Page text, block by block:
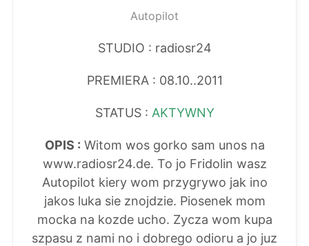
Autopilot
STUDIO : radiosr24
PREMIERA : 08.10..2011
STATUS : AKTYWNY
OPIS : Witom wos gorko sam unos na
www.radiosr24.de. To jo Fridolin wasz
Autopilot kiery wom przygrywo jak ino
jakos luka sie znojdzie. Piosenek mom
mocka na kozde ucho. Zycza wom kupa
szpasu z nami no i dobrego odioru a jo juz